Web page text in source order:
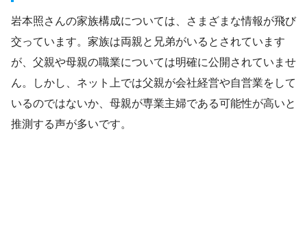
岩本照さんの家族構成については、さまざまな情報が飛び
交っています。家族は両親と兄弟がいるとされています
が、父親や母親の職業については明確に公開されていませ
ん。しかし、ネット上では父親が会社経営や自営業をして
いるのではないか、母親が専業主婦である可能性が高いと
推測する声が多いです。